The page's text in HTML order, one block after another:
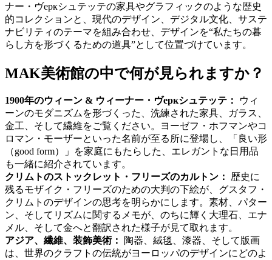
ナー・ヴеркシュテッテの家具やグラフィックのような歴史
的コレクションと、現代のデザイン、デジタル文化、サステ
ナビリティのテーマを組み合わせ、デザインを“私たちの暮
らし方を形づくるための道具”として位置づけています。
MAK美術館の中で何が見られますか？
1900年のウィーン & ウィーナー・ヴеркシュテッテ：
ウィ
ーンのモダニズムを形づくった、洗練された家具、ガラス、
金工、そして繊維をご覧ください。ヨーゼフ・ホフマンやコ
ロマン・モーザーといった名前が至る所に登場し、「良い形
（good form）」を家庭にもたらした、エレガントな日用品
も一緒に紹介されています。
クリムトのストックレット・フリーズのカルトン：
歴史に
残るモザイク・フリーズのための大判の下絵が、グスタフ・
クリムトのデザインの思考を明らかにします。素材、パター
ン、そしてリズムに関するメモが、のちに輝く大理石、エナ
メル、そして金へと翻訳された様子が見て取れます。
アジア、繊維、装飾美術：
陶器、絨毯、漆器、そして版画
は、世界のクラフトの伝統がヨーロッパのデザインにどのよ